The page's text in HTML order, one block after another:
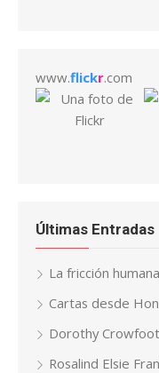
www.flickr.com
Últimas Entradas
La fricción
Cartas desde
Dorothy
Rosalind Elsie